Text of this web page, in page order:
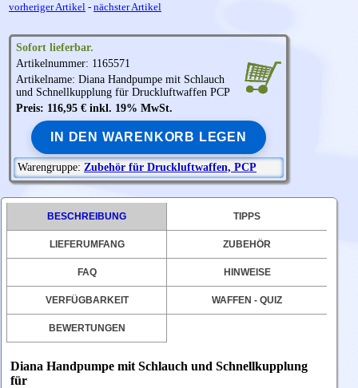
vorheriger Artikel - nächster Artikel
Sofort lieferbar.
Artikelnummer: 1165571
Artikelname: Diana Handpumpe mit Schlauch
und Schnellkupplung für Druckluftwaffen PCP
Preis: 116,95 € inkl. 19% MwSt.
IN DEN WARENKORB LEGEN
Warengruppe: Zubehör für Druckluftwaffen, PCP
BESCHREIBUNG TIPPS
LIEFERUMFANG ZUBEHÖR
FAQ HINWEISE
VERFÜGBARKEIT WAFFEN - QUIZ
BEWERTUNGEN
Diana Handpumpe mit Schlauch und Schnellkupplung
für